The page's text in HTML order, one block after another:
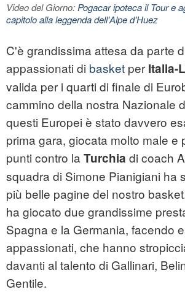
Video del Giorno:Pogacar ipoteca il Tour e
capitolo alla leggenda dell'Alpe d'Huez
C'è grandissima attesa da parte
appassionati di basket per Italia-
valida per i quarti di finale di
cammino della nostra Nazionale
questi Europei è stato davvero
prima gara, giocata molto male e
punti contro la Turchia di coach
squadra di Simone Pianigiani ha
più belle pagine del nostro
ha giocato due grandissime
Spagna e la Germania, facendo
appassionati, che hanno
davanti al talento di Gallinari,
Gentile.